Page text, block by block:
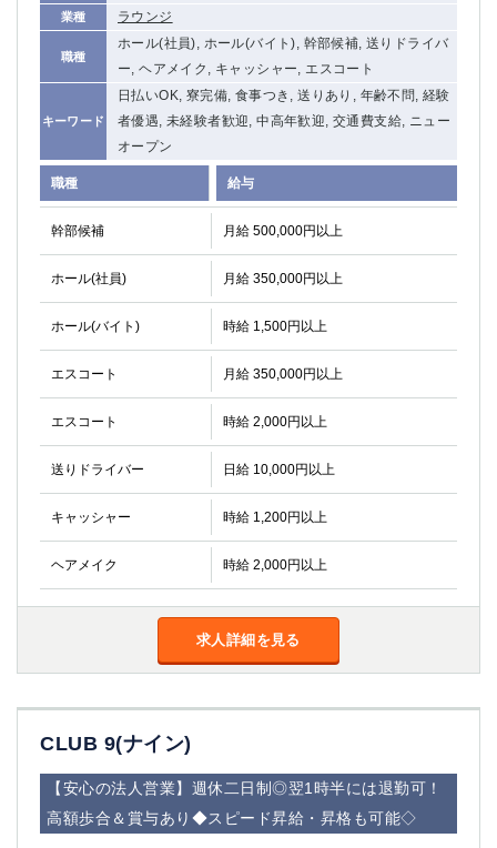
業種 ラウンジ
職種
ホール(社員), ホール(バイト), 幹部候補, 送りドライバ
ー, ヘアメイク, キャッシャー, エスコート
キーワード
日払いOK, 寮完備, 食事つき, 送りあり, 年齢不問, 経験
者優遇, 未経験者歓迎, 中高年歓迎, 交通費支給, ニュー
オープン
職種 給与
幹部候補 月給 500,000円以上
ホール(社員) 月給 350,000円以上
ホール(バイト) 時給 1,500円以上
エスコート 月給 350,000円以上
エスコート 時給 2,000円以上
送りドライバー 日給 10,000円以上
キャッシャー 時給 1,200円以上
ヘアメイク 時給 2,000円以上
求人詳細を見る
CLUB 9(ナイン)
【安心の法人営業】週休二日制◎翌1時半には退勤可！
高額歩合＆賞与あり◆スピード昇給・昇格も可能◇
ひばりヶ丘（北口）
吉祥寺（南口／公園口） 小作・羽村・福生エリア
自由が丘
吉祥寺（北口／東口）
錦糸町南口
下北沢・経堂
金町（北口）
成増駅徒歩3分の好立地！
三軒茶屋（南口）
①歌舞伎町 ②新宿 ③新宿三丁目 ④西
①歌舞伎町 ②新宿 ③西部新宿 ③東新宿
①歌舞伎町 ②新宿
①銀座 ②新橋
錦糸町(南口)
①東武練馬 ②成増・板橋 ③大山 ②池袋
金町
大井町
大泉学園
下赤塚
竹ノ塚
三鷹
亀戸
水道橋
荻窪
浅草
幡ヶ谷
湯島
久米川
市川
西麻布
五井
横浜
藤沢
武蔵小杉
橋本
関内・馬車道・日ノ出町 武蔵新城